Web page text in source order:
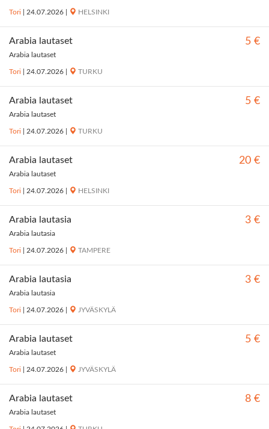
Tori 24.07.2026 HELSINKI
Arabia lautaset 5 €
Arabia lautaset
Tori 24.07.2026 TURKU
Arabia lautaset 5 €
Arabia lautaset
Tori 24.07.2026 TURKU
Arabia lautaset 20 €
Arabia lautaset
Tori 24.07.2026 HELSINKI
Arabia lautasia 3 €
Arabia lautasia
Tori 24.07.2026 TAMPERE
Arabia lautasia 3 €
Arabia lautasia
Tori 24.07.2026 JYVÄSKYLÄ
Arabia lautaset 5 €
Arabia lautaset
Tori 24.07.2026 JYVÄSKYLÄ
Arabia lautaset 8 €
Arabia lautaset